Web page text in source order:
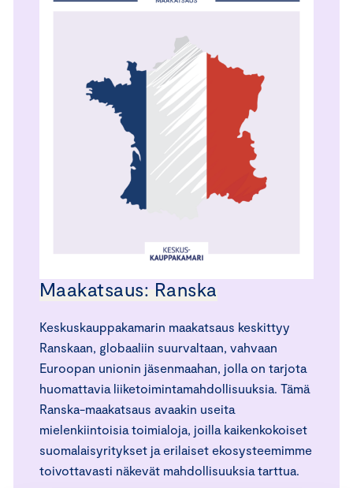
Maakatsaus: Ranska
Keskuskauppakamarin maakatsaus keskittyy
Ranskaan, globaaliin suurvaltaan, vahvaan
Euroopan unionin jäsenmaahan, jolla on tarjota
huomattavia liiketoimintamahdollisuuksia. Tämä
Ranska-maakatsaus avaakin useita
mielenkiintoisia toimialoja, joilla kaikenkokoiset
suomalaisyritykset ja erilaiset ekosysteemimme
toivottavasti näkevät mahdollisuuksia tarttua.